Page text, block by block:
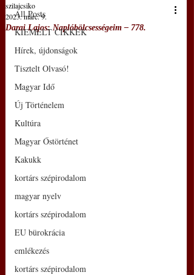
All Posts
KIEMELT CIKKEK
Hírek, újdonságok
Tisztelt Olvasó!
Magyar Idő
Új Történelem
Kultúra
Magyar Őstörténet
Kakukk
kortárs szépirodalom
magyar nyelv
kortárs szépirodalom
EU bürokrácia
emlékezés
kortárs szépirodalom
Darai Lajos: Naplóbölcsességeim – 778.
szilajcsiko
2023. márc. 9.